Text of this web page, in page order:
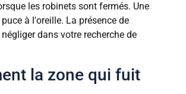
les robinets sont fermés. Une
à l'oreille. La présence de
dans votre recherche de
la zone qui fuit